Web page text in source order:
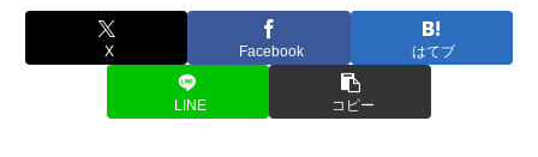
X Facebook はてブ
LINE コピー